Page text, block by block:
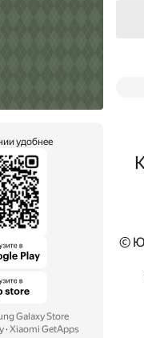
удобнее
Galaxy Store
· Xiaomi GetApps
©